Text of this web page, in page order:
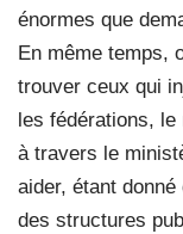
énormes que
En même temps,
trouver ceux qui
les fédérations,
à travers le
aider, étant
des structures